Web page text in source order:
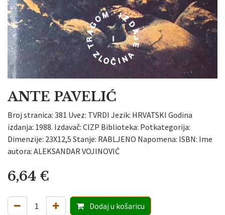
ANTE PAVELIĆ
Broj stranica: 381 Uvez: TVRDI Jezik: HRVATSKI Godina
izdanja: 1988. Izdavač: CIZP Biblioteka: Potkategorija:
Dimenzije: 23X12,5 Stanje: RABLJENO Napomena: ISBN: Ime
autora: ALEKSANDAR VOJINOVIĆ
6,64 €
Dodaju košaricu